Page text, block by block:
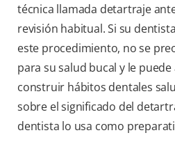
técnica llamada detartraje
revisión habitual. Si su
este procedimiento, no se
para su salud bucal y le
construir hábitos dentales
sobre el significado del
dentista lo usa como